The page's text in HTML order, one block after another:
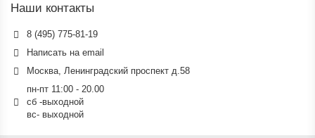
Наши контакты
8 (495) 775-81-19
Написать на email
Москва, Ленинградский проспект д.58
пн-пт 11:00 - 20.00
сб -выходной
вс- выходной